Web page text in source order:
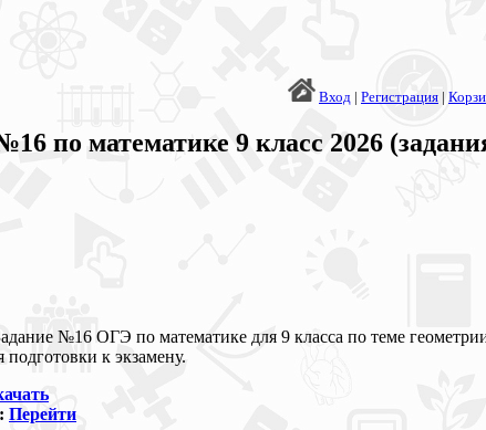
Вход | Регистрация |
по математике 9 класс 2026
№16 ОГЭ по математике для 9 класса по теме
к экзамену.
Перейти